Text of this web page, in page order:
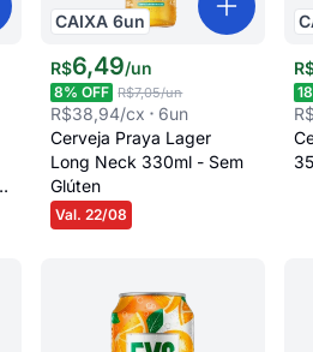
CAIXA6un
R$6,49/un
8% OFF R$7,05/un
R$38,94/cx 6un
Cerveja Praya Lager
Long Neck 330ml - Sem
Glúten
Val. 22/08
18